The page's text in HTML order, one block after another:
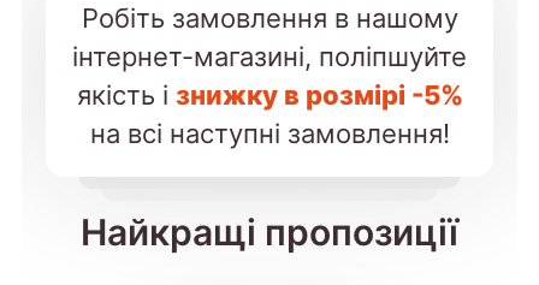
Робіть замовлення в нашому
інтернет-магазині, поліпшуйте
якість і знижку в розмірі -5%
на всі наступні замовлення!
Найкращі пропозиції